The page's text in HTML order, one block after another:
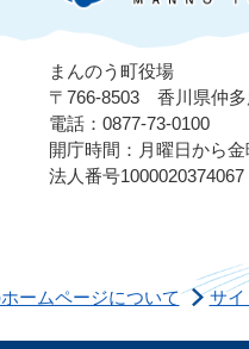
まんのう町役場
〒766-8503 香川県仲
電話：0877-73-0100
開庁時間：月曜日から
法人番号1000020374067
ームページについて サイ